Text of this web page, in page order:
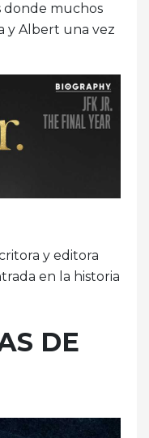
donde muchos
y Albert una vez
y editora
en la historia
DE